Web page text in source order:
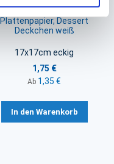
Plattenpapier, Dessert
Deckchen weiß
17x17cm eckig
1,75 €
Ab 1,35 €
In den Warenkorb